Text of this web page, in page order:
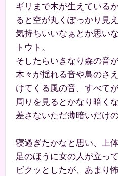
ギリまで木が生えている
ると空が丸くぽっかり見え
気持ちいいなぁとか思い
トウト。
そしたらいきなり森の音
木々が揺れる音や鳥のさ
けてくる風の音、すべて
周りを見るとかなり暗く
差さないただ薄暗いだけ
寝過ぎたかなと思い、上
足のほうに女の人が立って
ビクッとしたが、あまり